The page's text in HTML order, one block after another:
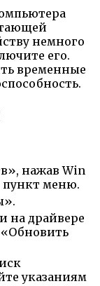
немного
его.
временные
нажав Win
пункт меню.
на драйвере
указаниям